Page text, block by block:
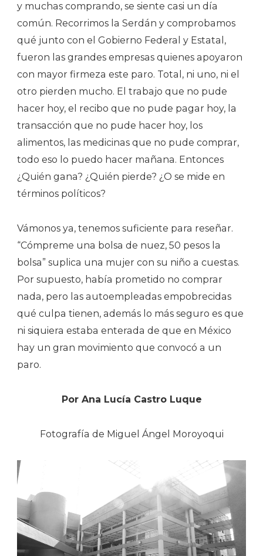
y muchas comprando, se siente casi un día
común. Recorrimos la Serdán y comprobamos
qué junto con el Gobierno Federal y Estatal,
fueron las grandes empresas quienes apoyaron
con mayor firmeza este paro. Total, ni uno, ni el
otro pierden mucho. El trabajo que no pude
hacer hoy, el recibo que no pude pagar hoy, la
transacción que no pude hacer hoy, los
alimentos, las medicinas que no pude comprar,
todo eso lo puedo hacer mañana. Entonces
¿Quién gana? ¿Quién pierde? ¿O se mide en
términos políticos?
Vámonos ya, tenemos suficiente para reseñar.
“Cómpreme una bolsa de nuez, 50 pesos la
bolsa” suplica una mujer con su niño a cuestas.
Por supuesto, había prometido no comprar
nada, pero las autoempleadas empobrecidas
qué culpa tienen, además lo más seguro es que
ni siquiera estaba enterada de que en México
hay un gran movimiento que convocó a un
paro.
Por Ana Lucía Castro Luque
Fotografía de Miguel Ángel Moroyoqui